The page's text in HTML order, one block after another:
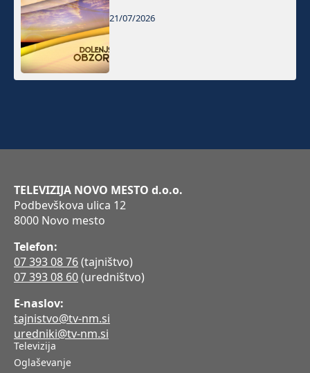
21/07/2026
TELEVIZIJA NOVO MESTO d.o.o.
Podbevškova ulica 12
8000 Novo mesto
Telefon:
07 393 08 76(tajništvo)
07 393 08 60(uredništvo)
E-naslov:
tajnistvo@tv-nm.si
uredniki@tv-nm.si
Televizija
Oglaševanje